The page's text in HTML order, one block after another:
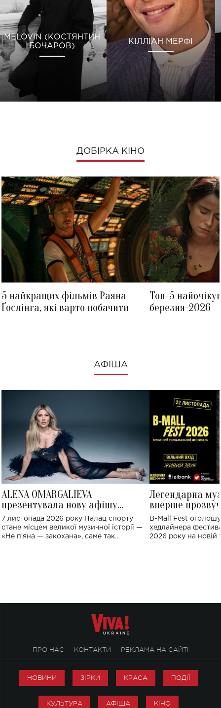
MELOVIN (КОСТЯНТИН
БОЧАРОВ)
КІЛЛІАН МЕРФІ
ДОБІРКА КІНО
5 найкращих фільмів Раяна
Ґослінга, які варто побачити
Топ-5
березня-2026
АФІША
ALENA OMARGALIEVA
презентувала нову афішу
великого концерту в Палаці
спорту
7 листопада 2026 року Палац спорту
стане місцем великої музичної історії —
«Не пʼяна — закохана», саме так
Легендарна
вперше
Україні: де
B-Mall Fest
хедлайнера
2026 року на новій
ПРО НАС КОНТАКТИ РЕКЛАМА НА САЙТІ
НОВИНИ ЗІРКИ КРАСА ПОДІЇ
КУЛЬТУРА АФІША КІНО